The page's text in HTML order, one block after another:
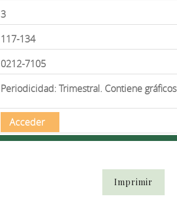
3
117-134
0212-7105
Periodicidad: Trimestral. Contiene
Acceder
Imprimir